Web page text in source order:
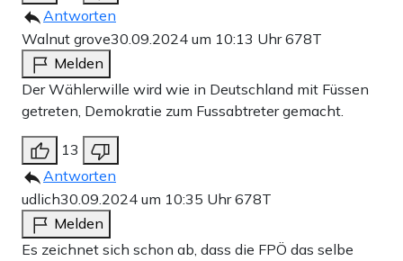
Antworten
Walnut grove30.09.2024 um 10:13 Uhr678T
Melden
Der Wählerwille wird wie in Deutschland mit Füssen
getreten, Demokratie zum Fussabtreter gemacht.
13
Antworten
udlich30.09.2024 um 10:35 Uhr678T
Melden
Es zeichnet sich schon ab, dass die FPÖ das selbe